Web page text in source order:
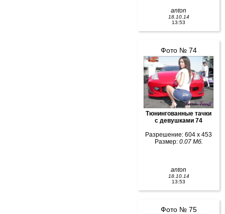
anton
18.10.14
13:53
Фото № 74
Тюнингованные тачки
с девушками 74
Разрешение: 604 x 453
Размер: 0.07 Мб.
anton
18.10.14
13:53
Фото № 75